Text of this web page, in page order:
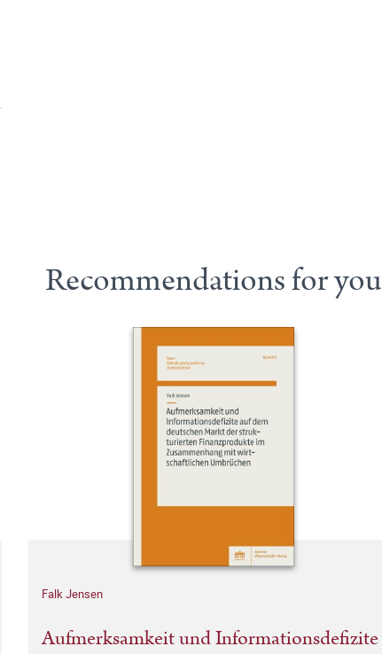
Recommendations for you
Falk Jensen
Aufmerksamkeit und Informationsdefizite